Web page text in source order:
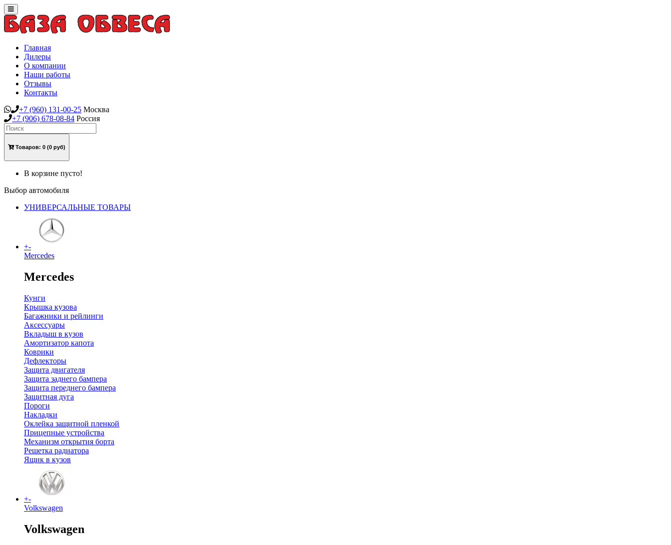
Toggle
navigation
Главная
Дилеры
О компании
Наши работы
Отзывы
Контакты
+7 (960) 131-00-25 Москва
+7 (906) 678-08-84 Россия
Товаров: 0 (0 руб)
В корзине пусто!
Выбор автомобиля
УНИВЕРСАЛЬНЫЕ ТОВАРЫ
+-
Mercedes
Mercedes
Кунги
Крышка кузова
Багажники и рейлинги
Аксессуары
Вкладыш в кузов
Амортизатор капота
Коврики
Дефлекторы
Защита двигателя
Защита заднего бампера
Защита переднего бампера
Защитная дуга
Пороги
Накладки
Оклейка защитной пленкой
Прицепные устройства
Механизм открытия борта
Решетка радиатора
Ящик в кузов
+-
Volkswagen
Volkswagen